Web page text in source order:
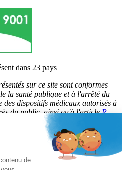
dans 23 pays
sur ce site sont conformes
la santé publique et à l'arrêté du
des dispositifs médicaux autorisés à
du public, ainsi qu'à l'articleR
Par conséquent, ils peuvent
accessibles au public.
réservés.
de